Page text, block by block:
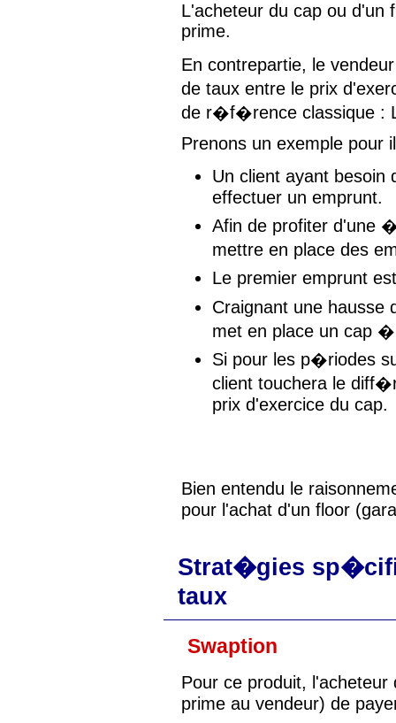
L'acheteur du cap ou d'un
prime.
En contrepartie, le
de taux entre le prix
de r�f�rence classique :
Prenons un exemple pour
Un client ayant
effectuer un emprunt.
Afin de profiter d'une
mettre en place des
Le premier emprunt
Craignant une hausse
met en place un cap
Si pour les p�riodes
client touchera le
prix d'exercice du cap.
Bien entendu le
pour l'achat d'un floor
Strat�gies
taux
Swaption
Pour ce produit,
prime au vendeur) de